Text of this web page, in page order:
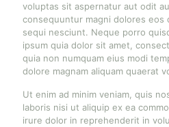
voluptas sit aspernatur aut odit
consequuntur magni dolores eos
sequi nesciunt. Neque porro
ipsum quia dolor sit amet,
quia non numquam eius modi
dolore magnam aliquam quaerat
Ut enim ad minim veniam, quis
laboris nisi ut aliquip ex ea
irure dolor in reprehenderit in